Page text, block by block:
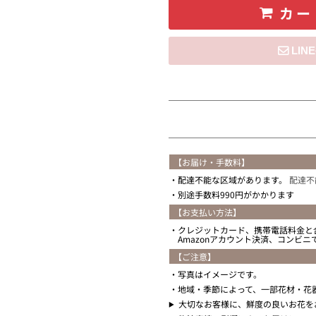
カ
【お届け・手数料】
配達不能な区域があります。 配達
別途手数料990円がかかります
【お支払い方法】
クレジットカード、携帯電話料金
Amazonアカウント決済、コンビ
【ご注意】
写真はイメージです。
地域・季節によって、一部花材・
大切なお客様に、鮮度の良いお花